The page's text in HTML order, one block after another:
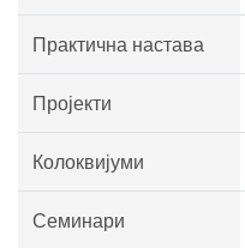
Практична настава
Пројекти
Колоквијуми
Семинари